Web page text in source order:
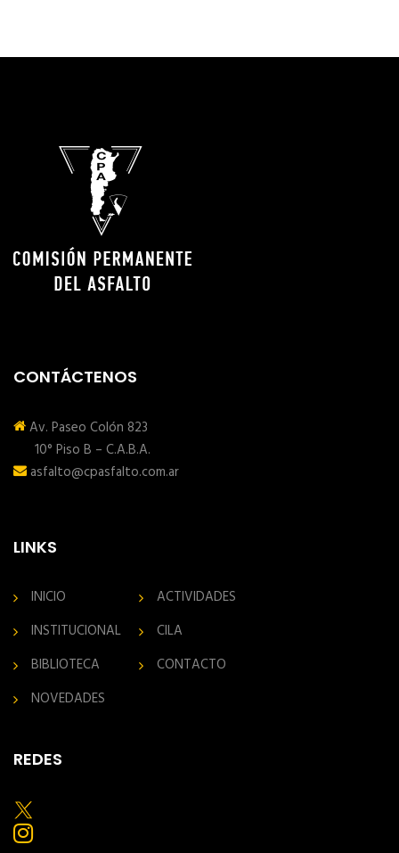
CONTÁCTENOS
Av. Paseo Colón 823
10° Piso B – C.A.B.A.
asfalto@cpasfalto.com.ar
LINKS
INICIO
INSTITUCIONAL
BIBLIOTECA
NOVEDADES
ACTIVIDADES
CILA
CONTACTO
REDES